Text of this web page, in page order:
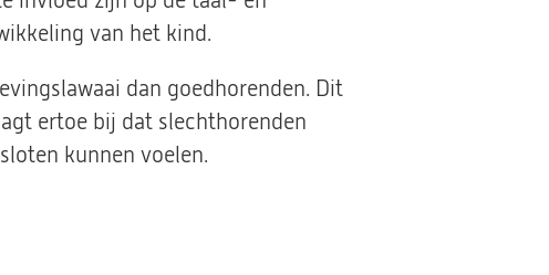
van het kind.
dan goedhorenden. Dit
ertoe bij dat slechthorenden
kunnen voelen.